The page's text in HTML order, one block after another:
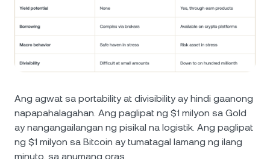
Ang agwat sa portability at divisibility ay hindi gaanong
napapahalagahan. Ang paglipat ng $1 milyon sa Gold
ay nangangailangan ng pisikal na logistik. Ang paglipat
ng $1 milyon sa Bitcoin ay tumatagal lamang ng ilang
minuto, sa anumang oras.